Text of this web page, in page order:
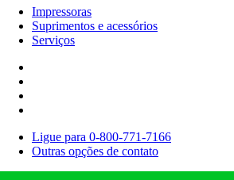
Impressoras
Suprimentos e acessórios
Serviços
Ligue para 0-800-771-7166
Outras opções de contato